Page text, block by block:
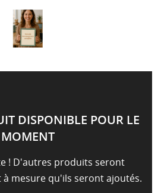
DISPONIBLE POUR LE
MOMENT
! D'autres produits seront
mesure qu'ils seront ajoutés.